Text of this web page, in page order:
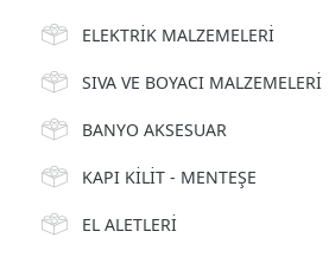
ELEKTRİK MALZEMELERİ
SIVA VE BOYACI MALZEMELERİ
BANYO AKSESUAR
KAPI KİLİT - MENTEŞE
EL ALETLERİ